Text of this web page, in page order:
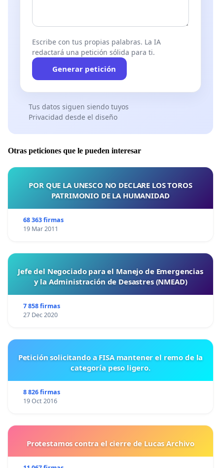
Escribe con tus propias palabras. La IA
redactará una petición sólida para ti.
Generar petición
Tus datos siguen siendo tuyos
Privacidad desde el diseño
Otras peticiones que le pueden interesar
POR QUE LA UNESCO NO DECLARE LOS TOROS
PATRIMONIO DE LA HUMANIDAD
68 363 firmas
19 Mar 2011
Jefe del Negociado para el Manejo de Emergencias
y la Administración de Desastres (NMEAD)
7 858 firmas
27 Dec 2020
Petición solicitando a FISA mantener el remo de la
categoría peso ligero.
8 826 firmas
19 Oct 2016
Protestamos contra el cierre de Lucas Archivo